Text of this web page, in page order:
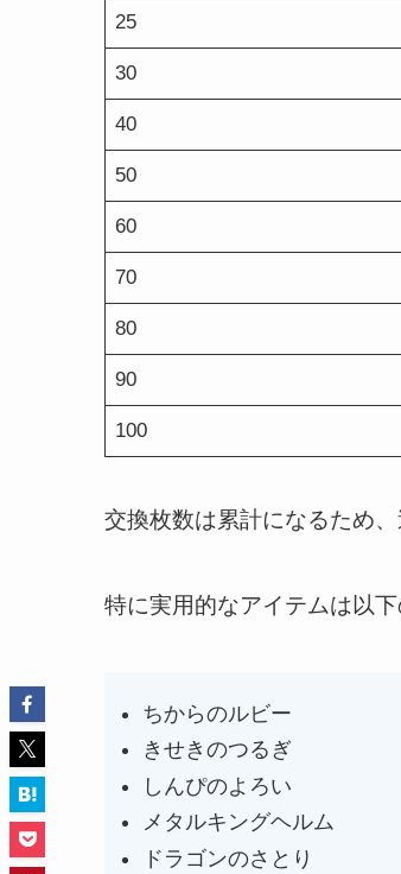
25
30
40
50
60
70
80
90
100
交換枚数は累計になるため
特に実用的なアイテムは以下
ちからのルビー
きせきのつるぎ
しんぴのよろい
メタルキングヘルム
ドラゴンのさとり